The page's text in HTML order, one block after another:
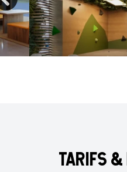
TARIFS &